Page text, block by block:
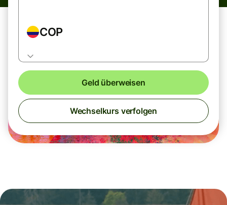
COP
Geld überweisen
Wechselkurs verfolgen